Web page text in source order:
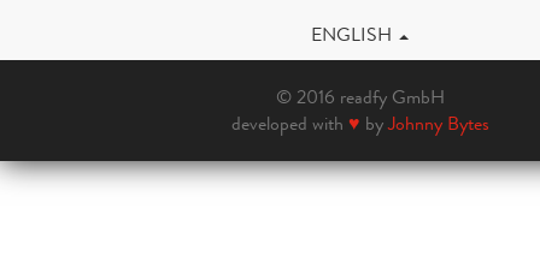
ENGLISH
© 2016 readfy GmbH
developed with ♥ byJohnny Bytes